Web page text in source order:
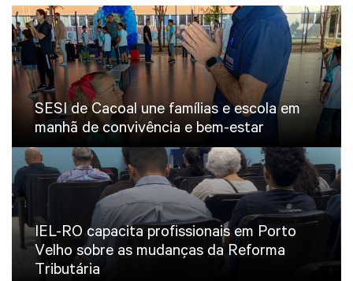
SESI de Cacoal une famílias e escola em
manhã de convivência e bem-estar
IEL-RO capacita profissionais em Porto
Velho sobre as mudanças da Reforma
Tributária